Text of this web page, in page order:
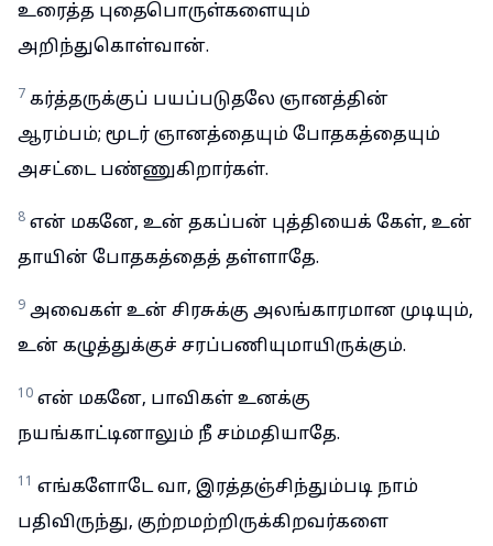
உரைத்த புதைபொருள்களையும்
அறிந்துகொள்வான்.
7 கர்த்தருக்குப் பயப்படுதலே ஞானத்தின்
ஆரம்பம்; மூடர் ஞானத்தையும் போதகத்தையும்
அசட்டை பண்ணுகிறார்கள்.
8 என் மகனே, உன் தகப்பன் புத்தியைக் கேள், உன்
தாயின் போதகத்தைத் தள்ளாதே.
9 அவைகள் உன் சிரசுக்கு அலங்காரமான முடியும்,
உன் கழுத்துக்குச் சரப்பணியுமாயிருக்கும்.
10 என் மகனே, பாவிகள் உனக்கு
நயங்காட்டினாலும் நீ சம்மதியாதே.
11 எங்களோடே வா, இரத்தஞ்சிந்தும்படி நாம்
பதிவிருந்து, குற்றமற்றிருக்கிறவர்களை